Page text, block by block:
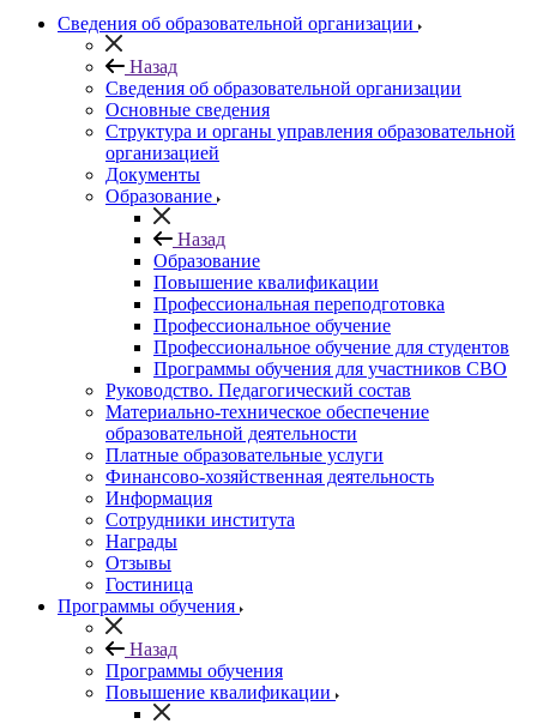
Сведения об образовательной организации
Назад
Сведения об образовательной организации
Основные сведения
Структура и органы управления образовательной
организацией
Документы
Образование
Назад
Образование
Повышение квалификации
Профессиональная переподготовка
Профессиональное обучение
Профессиональное обучение для студентов
Программы обучения для участников СВО
Руководство. Педагогический состав
Материально-техническое обеспечение
образовательной деятельности
Платные образовательные услуги
Финансово-хозяйственная деятельность
Информация
Сотрудники института
Награды
Отзывы
Гостиница
Программы обучения
Назад
Программы обучения
Повышение квалификации